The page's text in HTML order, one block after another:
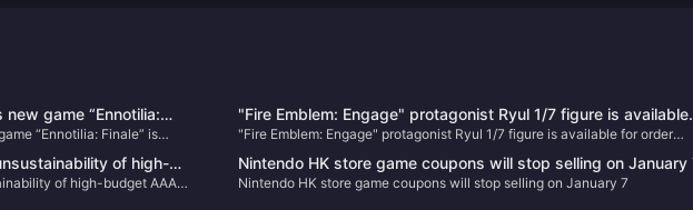
new game “Ennotilia:
June 21
“Ennotilia: Finale” is
"Fire Emblem: Engage" protagonist Ryul 1/7 figure is available
for order today
"Fire Emblem: Engage" protagonist Ryul 1/7 figure is available for order
of high-
more this year
of high-budget AAA
Nintendo HK store game coupons will stop selling on January
Nintendo HK store game coupons will stop selling on January 7